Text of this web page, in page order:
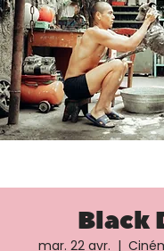
Black
mar. 22 avr.
  |